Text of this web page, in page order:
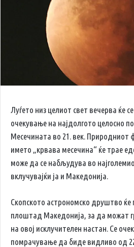
Луѓето низ целиот свет вечерва ќе
очекување на најдолгото целосно
Месечината во 21. век. Природниот
името „крвава месечина“ ќе трае
може да се набљудува во
вклучувајќи ја и Македонија.
Скопското астрономско друштво ќе
плоштад Македонија, за да можат
на овој исклучителен настан. Се
помрачување да биде видливо од